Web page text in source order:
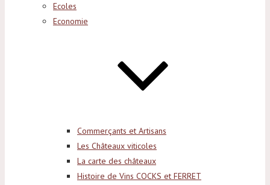
Ecoles
Economie
Commerçants et Artisans
Les Châteaux viticoles
La carte des châteaux
Histoire de Vins COCKS et FERRET